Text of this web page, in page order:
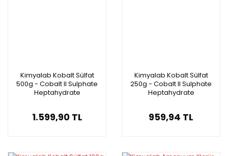
Kimyalab Kobalt Sülfat
500g - Cobalt II Sulphate
Heptahydrate
1.599,90 TL
Kimyalab Kobalt Sülfat
250g - Cobalt II Sulphate
Heptahydrate
959,94 TL